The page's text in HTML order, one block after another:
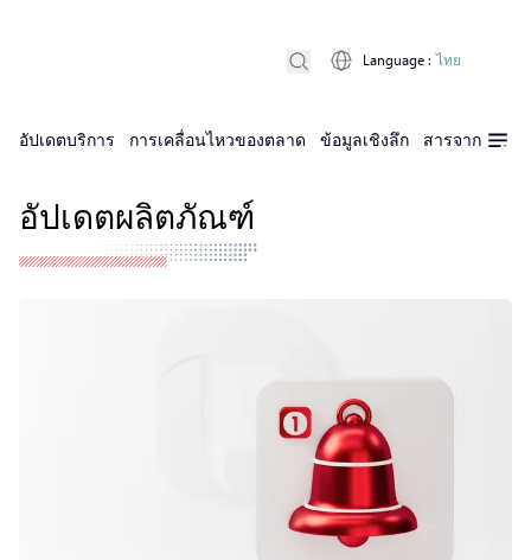
อัปเดตบริการ การเคลื่อนไหวของตลาด ข้อมูลเชิงลึก สารจาก D
Language : ไทย
อัปเดตผลิตภัณฑ์